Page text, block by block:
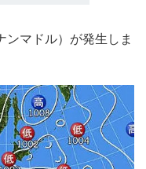
マドル）が発生しま